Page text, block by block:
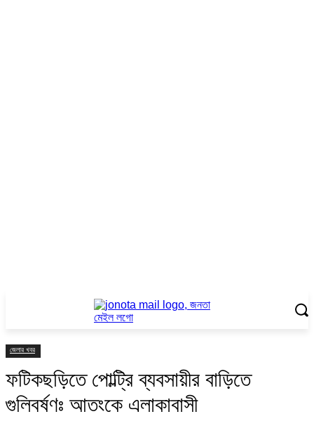
জেলার খবর
ফটিকছড়িতে পোল্ট্রি ব্যবসায়ীর বাড়িতে
গুলিবর্ষণঃ আতংকে এলাকাবাসী